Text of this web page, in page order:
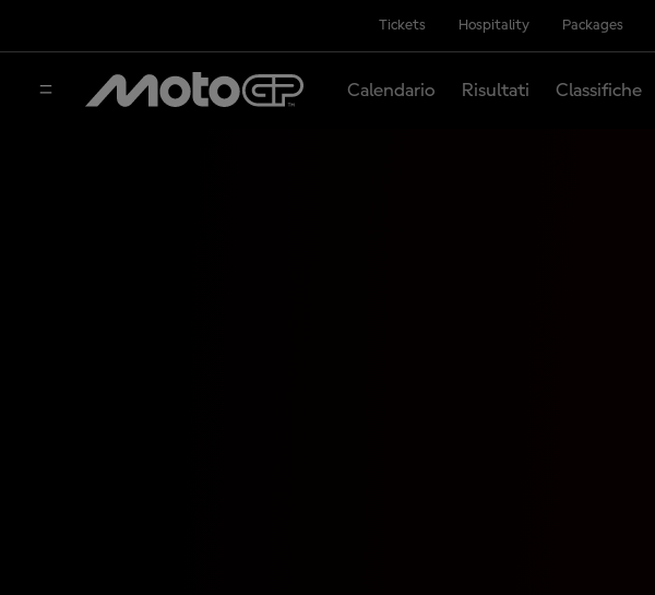
Tickets Hospitality Packages
Calendario Risultati Classifiche